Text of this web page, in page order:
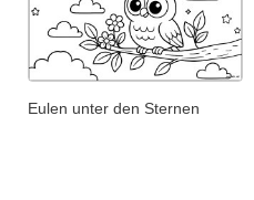
Eulen unter den Sternen